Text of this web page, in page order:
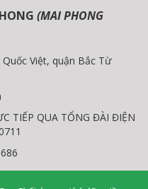
(MAI PHONG
Việt, quận Bắc Từ
TIẾP QUA TỔNG ĐÀI ĐIỆN